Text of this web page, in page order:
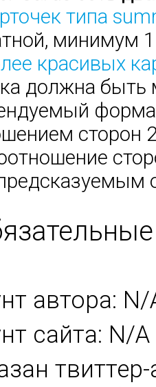
типа
минимум
красивых
должна
сторон
автора: N/
сайта: N/A